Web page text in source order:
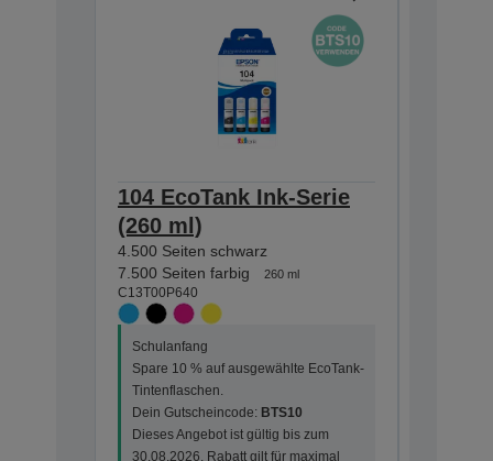
104 EcoTank Ink-Serie
(260 ml)
4.500 Seiten schwarz
7.500 Seiten farbig
260 ml
C13T00P640
Schulanfang
Spare 10 % auf ausgewählte EcoTank-
Tintenflaschen.
Dein Gutscheincode: BTS10
Dieses Angebot ist gültig bis zum
30.08.2026. Rabatt gilt für maximal